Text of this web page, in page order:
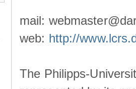
mail:
web: http://
The Philipps-